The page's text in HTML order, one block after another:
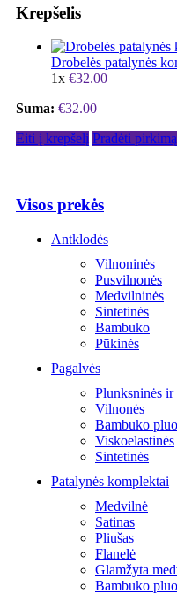
Krepšelis
Drobelės patalynės
1x €32.00
Suma: €32.00
Eiti į krepšelį Pradėti pirkimą
Visos prekės
Antklodės
Vilnoninės
Pusvilnonės
Medvilninės
Sintetinės
Bambuko
Pūkinės
Pagalvės
Plunksninės ir
Vilnonės
Bambuko
Viskoelastinės
Sintetinės
Patalynės komplektai
Medvilnė
Satinas
Pliušas
Flanelė
Glamžyta
Bambuko